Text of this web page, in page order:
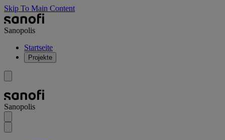
Skip To Main Content
Sanopolis
Startseite
Projekte
Sanopolis